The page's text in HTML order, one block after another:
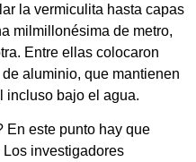
la vermiculita hasta capas
milmillonésima de metro,
Entre ellas colocaron
aluminio, que mantienen
incluso bajo el agua.
En este punto hay que
investigadores